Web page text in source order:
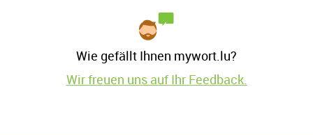
Wie gefällt Ihnen mywort.lu?
Wir freuen uns auf Ihr Feedback.